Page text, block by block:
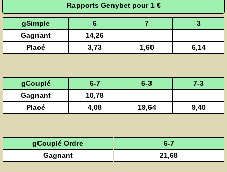
Rapports Genybet pour 1 €
gSimple 6 7
3
Gagnant
14,26
Placé
3,73 1,60 6,14
gCouplé 6-7 6-3
7-3
Gagnant
10,78
Placé
4,08 19,64 9,40
gCouplé Ordre
6-7
Gagnant
21,68